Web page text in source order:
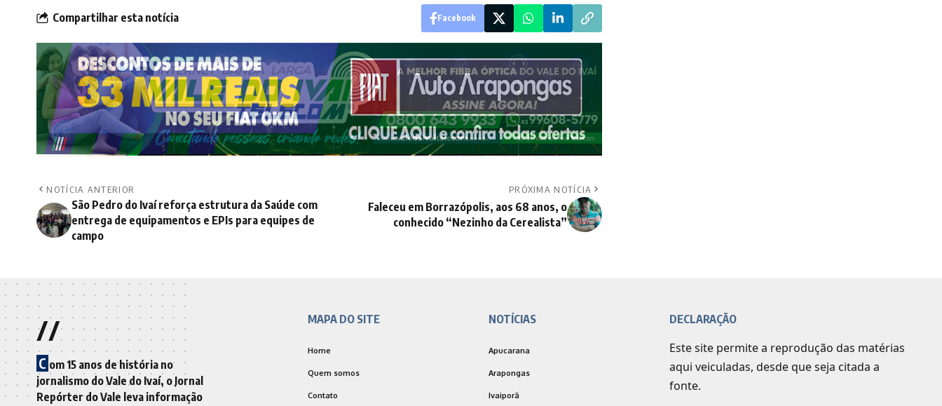
Compartilhar esta notícia Facebook
NOTÍCIA ANTERIOR
São Pedro do Ivaí reforça estrutura da Saúde com
entrega de equipamentos e EPIs para equipes de
campo
PRÓXIMA NOTÍCIA
Faleceu em Borrazópolis, aos 68 anos, o
conhecido “Nezinho da Cerealista”
//
C om 15 anos de história no
jornalismo do Vale do Ivaí, o Jornal
Repórter do Vale leva informação
MAPA DO SITE
Home
Quem somos
Contato
NOTÍCIAS
Apucarana
Arapongas
Ivaiporã
DECLARAÇÃO
Este site permite a reprodução das matérias
aqui veiculadas, desde que seja citada a
fonte.